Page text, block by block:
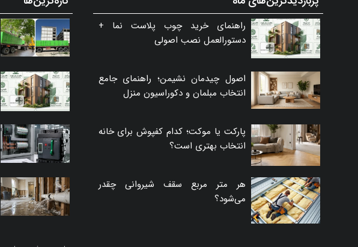
راهنمای خرید چوب پلاست نما +
دستورالعمل نصب اصولی
اصول چیدمان نشیمن؛ راهنمای جامع
انتخاب مبلمان و دکوراسیون منزل
پارکت یا موکت؛ کدام کفپوش برای خانه
انتخاب بهتری است؟
هر متر مربع سقف شیروانی چقدر
می‌شود؟